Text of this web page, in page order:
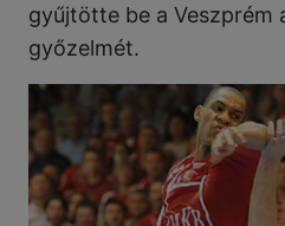
gyűjtötte be a Veszprém
győzelmét.